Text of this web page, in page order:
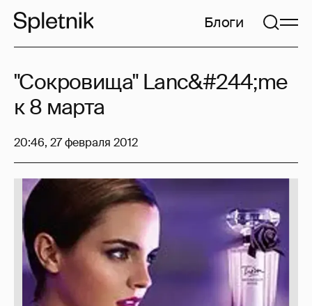
Блоги
"Сокровища" Lanc&#244;me
к 8 марта
20:46, 27 февраля 2012